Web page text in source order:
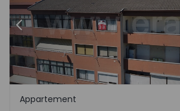
Précédent
Covilhã e Canhoso, Castelo Branco
Appartement